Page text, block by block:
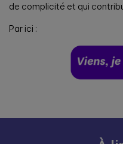
de complicité et qui
Par ici :